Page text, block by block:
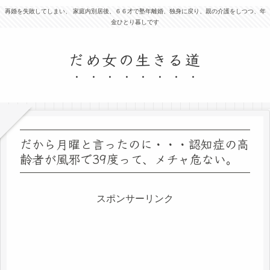
再婚を失敗してしまい、 家庭内別居後、６６才で塾年離婚、独身に戻り、親の介護をしつつ、年
金ひとり暮しです
だめ女の生きる道
だから月曜と言ったのに・・・認知症の高
齢者が風邪で39度って、メチャ危ない。
スポンサーリンク